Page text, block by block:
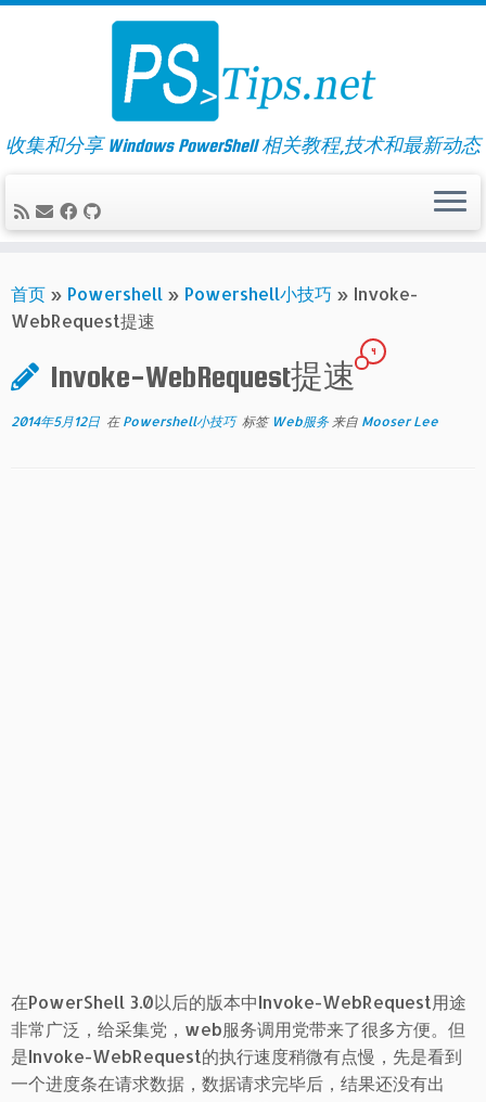
Skip
收集和分享 Windows PowerShell 相关教程,技术和最新动态
首页 » Powershell » Powershell小技巧 » Invoke-
WebRequest提速
Invoke-WebRequest提速
4
2014年5月12日 在 Powershell小技巧 标签 Web服务 来自 Mooser Lee
在PowerShell 3.0以后的版本中Invoke-WebRequest用途
非常广泛，给采集党，web服务调用党带来了很多方便。但
是Invoke-WebRequest的执行速度稍微有点慢，先是看到
一个进度条在请求数据，数据请求完毕后，结果还没有出